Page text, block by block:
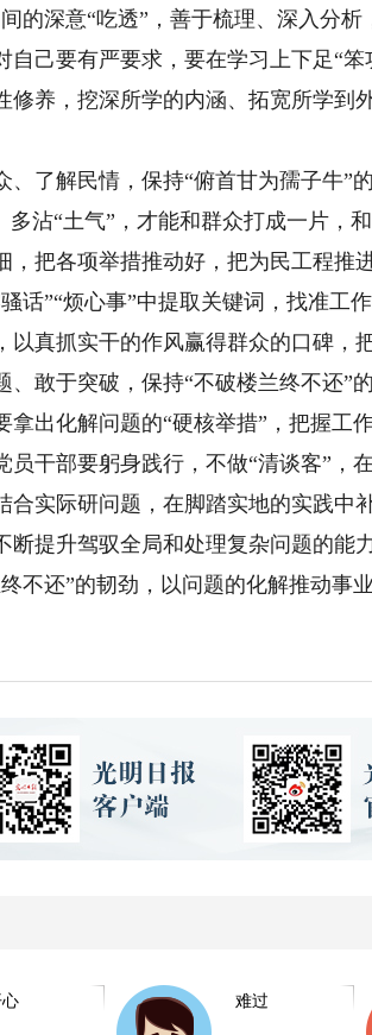
的深意“吃透”，善于梳理、深入分
自己要有严要求，要在学习上下足“
修养，挖深所学的内涵、拓宽所学到
解民情，保持“俯首甘为孺子牛”的
多沾“土气”，才能和群众打成一片，
，把各项举措推动好，把为民工程推
话”“烦心事”中提取关键词，找准工
以真抓实干的作风赢得群众的口碑，
敢于突破，保持“不破楼兰终不还”
拿出化解问题的“硬核举措”，把握工
员干部要躬身践行，不做“清谈客”，
合实际研问题，在脚踏实地的实践中
断提升驾驭全局和处理复杂问题的能
不还”的韧劲，以问题的化解推动事
难过